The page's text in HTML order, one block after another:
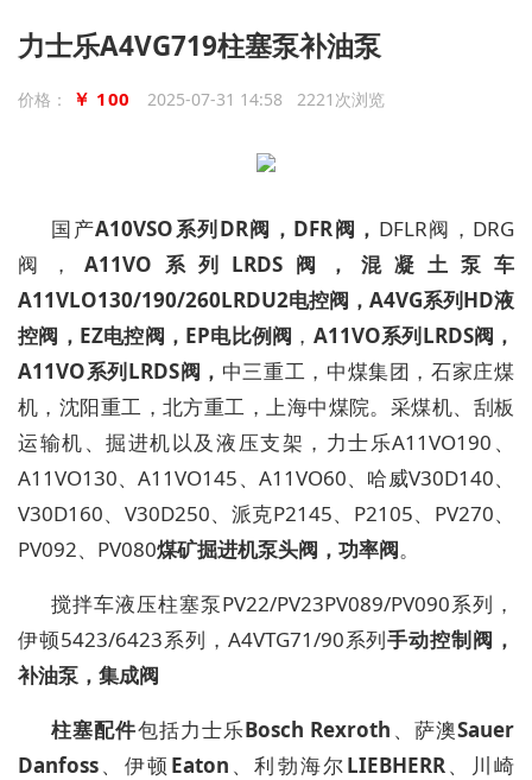
力士乐A4VG719柱塞泵补油泵
价格： ￥ 100 2025-07-31 14:58 2221次浏览
国产A10VSO系列DR阀， DFR阀， DFLR阀， DRG
阀， A11VO 系列 LRDS阀，混凝土泵车
A11VLO130/190/260LRDU2电控阀， A4VG系列HD液
控阀， EZ电控阀， EP电比例阀 ， A11VO系列LRDS阀，
A11VO系列LRDS阀， 中三重工，中煤集团，石家庄煤
机，沈阳重工，北方重工，上海中煤院。 采煤机、刮板
运输机、掘进机以及液压支架 ， 力士乐A11VO190 、
A11VO130、A11VO145、 A11VO60、 哈威V30D140、
V30D160、 V30D250、 派克P2145、 P2105、 PV270、
PV092、 PV080煤矿掘进机泵头阀，功率阀。
搅拌车液压柱塞泵PV22/PV23PV089/PV090系列，
伊顿5423/6423系列， A4VTG71/90系列手动控制阀，
补油泵，集成阀
柱塞配件包括力士乐Bosch Rexroth 、萨澳Sauer
Danfoss、伊顿 Eaton 、利勃海尔LIEBHERR、川崎